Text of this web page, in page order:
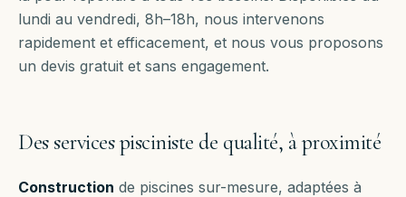
lundi au vendredi, 8h–18h, nous intervenons
rapidement et efficacement, et nous vous proposons
un devis gratuit et sans engagement.
Des services pisciniste de qualité, à proximité
Construction de piscines sur-mesure, adaptées à